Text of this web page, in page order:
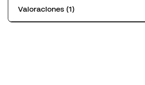
Valoraciones (1)